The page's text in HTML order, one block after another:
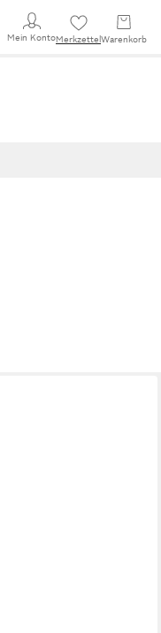
Mein KontoMerkzettel Warenkorb